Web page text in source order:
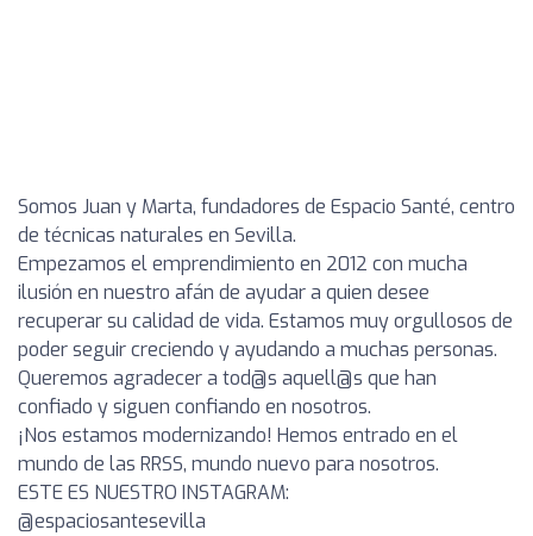
Somos Juan y Marta, fundadores de Espacio Santé, centro
de técnicas naturales en Sevilla.
Empezamos el emprendimiento en 2012 con mucha
ilusión en nuestro afán de ayudar a quien desee
recuperar su calidad de vida. Estamos muy orgullosos de
poder seguir creciendo y ayudando a muchas personas.
Queremos agradecer a tod@s aquell@s que han
confiado y siguen confiando en nosotros.
¡Nos estamos modernizando! Hemos entrado en el
mundo de las RRSS, mundo nuevo para nosotros.
ESTE ES NUESTRO INSTAGRAM:
@espaciosantesevilla